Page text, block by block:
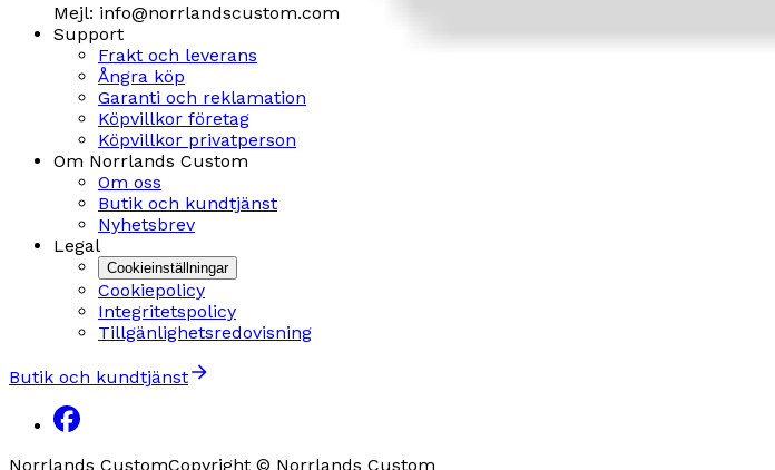
Mejl: info@norrlandscustom.com
Support
Frakt och leverans
Ångra köp
Garanti och reklamation
Köpvillkor företag
Köpvillkor privatperson
Om Norrlands Custom
Om oss
Butik och kundtjänst
Nyhetsbrev
Legal
Cookieinställningar
Cookiepolicy
Integritetspolicy
Tillgänlighetsredovisning
Butik och kundtjänst
Norrlands CustomCopyright © Norrlands Custom